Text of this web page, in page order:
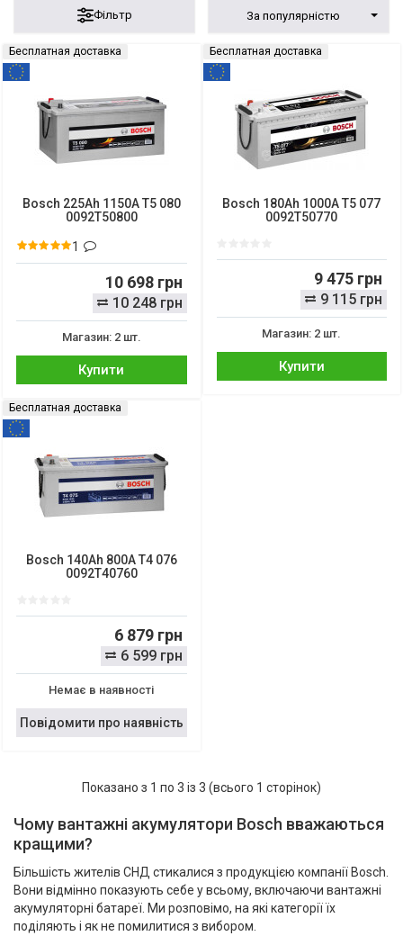
Фільтр За популярністю
Бесплатная доставка
Bosch 225Ah 1150A T5 080
0092T50800
1
10 698 грн
10 248 грн
Магазин: 2 шт.
Купити
Бесплатная доставка
Bosch 180Ah 1000A T5 077
0092T50770
9 475 грн
9 115 грн
Магазин: 2 шт.
Купити
Бесплатная доставка
Bosch 140Ah 800A T4 076
0092T40760
6 879 грн
6 599 грн
Немає в наявності
Повідомити про наявність
Показано з 1 по 3 із 3 (всього 1 сторінок)
Чому вантажні акумулятори Bosch вважаються
кращими?
Більшість жителів СНД стикалися з продукцією компанії Bosch.
Вони відмінно показують себе у всьому, включаючи вантажні
акумуляторні батареї. Ми розповімо, на які категорії їх
поділяють і як не помилитися з вибором.